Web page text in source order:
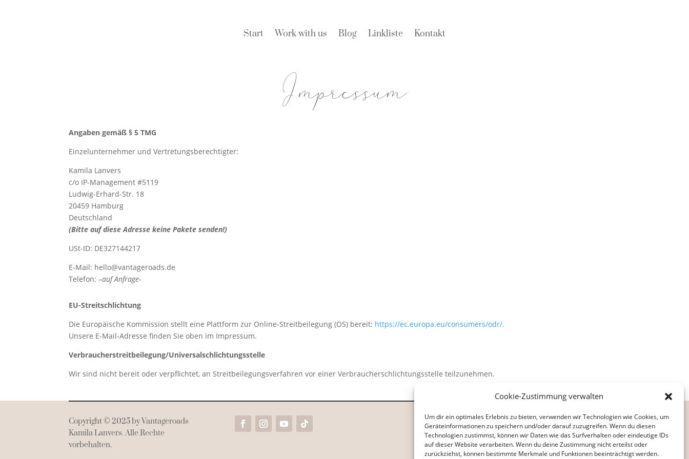
Cookie-Zustimmung verwalten
Um dir ein optimales Erlebnis zu bieten, verwenden wir Technologien wie Cookies, um
Geräteinformationen zu speichern und/oder darauf zuzugreifen. Wenn du diesen
Technologien zustimmst, können wir Daten wie das Surfverhalten oder eindeutige IDs
auf dieser Website verarbeiten. Wenn du deine Zustimmung nicht erteilst oder
zurückziehst, können bestimmte Merkmale und Funktionen beeinträchtigt werden.
Start Work with us Blog Linkliste Kontakt
Impressum
Angaben gemäß § 5 TMG
Einzelunternehmer und Vertretungsberechtigter:
Kamila Lanvers
c/o IP-Management #5119
Ludwig-Erhard-Str. 18
20459 Hamburg
Deutschland
(Bitte auf diese Adresse keine Pakete senden!)
USt-ID: DE327144217
E-Mail: hello@vantageroads.de
Telefon: –auf Anfrage-
EU-Streitschlichtung
Die Europäische Kommission stellt eine Plattform zur Online-Streitbeilegung (OS) bereit: https://ec.europa.eu/consumers/odr/.
Unsere E-Mail-Adresse finden Sie oben im Impressum.
Verbraucherstreitbeilegung/Universalschlichtungsstelle
Wir sind nicht bereit oder verpflichtet, an Streitbeilegungsverfahren vor einer Verbraucherschlichtungsstelle teilzunehmen.
Copyright © 2025 by Vantageroads
Kamila Lanvers. Alle Rechte
vorbehalten.
Impressum
Datenschutz